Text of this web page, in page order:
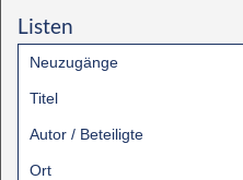
Listen
Neuzugänge
Titel
Autor / Beteiligte
Ort